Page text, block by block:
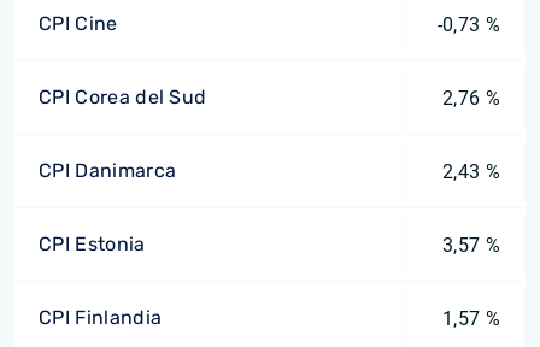
CPI Cine -0,73 %
CPI Corea del Sud 2,76 %
CPI Danimarca 2,43 %
CPI Estonia 3,57 %
CPI Finlandia 1,57 %